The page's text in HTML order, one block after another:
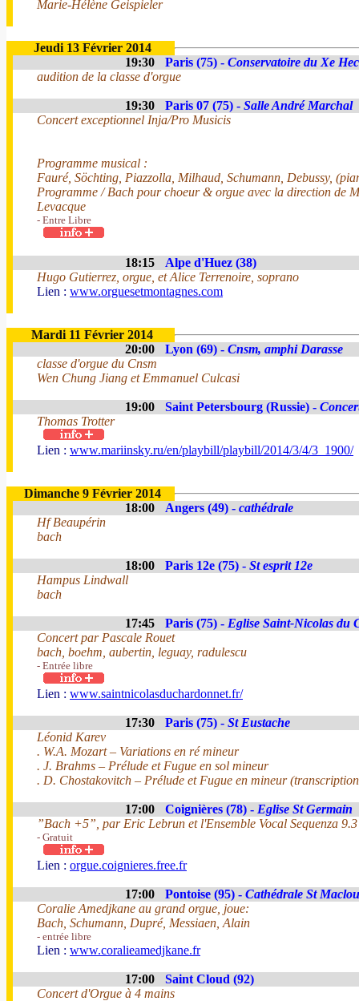
Marie-Hélène Geispieler
Jeudi 13 Février 2014
19:30
Paris (75) - Conservatoire du Xe
audition de la classe d'orgue
19:30 Paris 07 (75) - Salle André Marchal
Concert exceptionnel Inja/Pro Musicis
Programme musical :
Fauré, Söchting, Piazzolla, Milhaud, Schumann, Debussy,
Programme / Bach pour choeur & orgue avec la direction de
Levacque
- Entre Libre
18:15
Alpe d'Huez (38)
Hugo Gutierrez, orgue, et Alice Terrenoire, soprano
Lien : www.orguesetmontagnes.com
Mardi 11 Février 2014
20:00
Lyon (69) - Cnsm, amphi Darasse
classe d'orgue du Cnsm
Wen Chung Jiang et Emmanuel Culcasi
19:00 Saint Petersbourg (Russie) -
Thomas Trotter
Lien : www.mariinsky.ru/en/playbill/playbill/2014/3/4/3_1900/
Dimanche 9 Février 2014
18:00
Angers (49) - cathédrale
Hf Beaupérin
bach
18:00 Paris 12e (75) - St esprit 12e
Hampus Lindwall
bach
17:45 Paris (75) - Eglise Saint-Nicolas du
Concert par Pascale Rouet
bach, boehm, aubertin, leguay, radulescu
- Entrée libre
Lien : www.saintnicolasduchardonnet.fr/
17:30 Paris (75) - St Eustache
Léonid Karev
. W.A. Mozart – Variations en ré mineur
. J. Brahms – Prélude et Fugue en sol mineur
. D. Chostakovitch – Prélude et Fugue en mineur
17:00 Coignières (78) - Eglise St Germain
”Bach +5”, par Eric Lebrun et l'Ensemble Vocal Sequenza
- Gratuit
Lien : orgue.coignieres.free.fr
17:00 Pontoise (95) - Cathédrale St Maclou
Coralie Amedjkane au grand orgue, joue:
Bach, Schumann, Dupré, Messiaen, Alain
- entrée libre
Lien : www.coralieamedjkane.fr
17:00
Saint Cloud (92)
Concert d'Orgue à 4 mains